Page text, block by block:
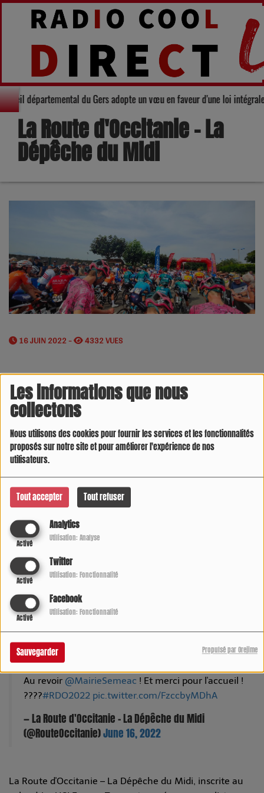
Les informations que nous
collectons
Nous utilisons des cookies pour fournir les services et les fonctionnalités
proposés sur notre site et pour améliorer l'expérience de nos
utilisateurs.
Tout accepter Tout refuser
Analytics
Activé
Utilisation: Analyse
Twitter
Activé
Utilisation: Fonctionnalité
Facebook
Activé
Utilisation: Fonctionnalité
Sauvegarder Propulsé par Orejime
: Le Conseil départemental du Gers adopte un vœu en faveur d'une loi
La Route d'Occitanie - La
Dépêche du Midi
16 JUIN 2022 - 4332 VUES
Au revoir @MairieSemeac ! Et merci pour l'accueil !
????#RDO2022 pic.twitter.com/FzccbyMDhA
— La Route d'Occitanie - La Dépêche du Midi
(@RouteOccitanie)June 16, 2022
La Route d'Occitanie – La Dépêche du Midi, inscrite au